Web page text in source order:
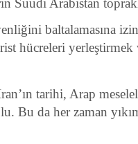
Suudi Arabistan
baltalamasına
hücreleri yerleştirmek
tarihi, Arap
Bu da her zaman